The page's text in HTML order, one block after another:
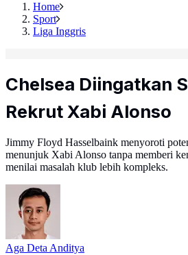
Home
Sport
Liga Inggris
Chelsea Diingatkan
Rekrut Xabi Alonso
Jimmy Floyd Hasselbaink menyoroti
menunjuk Xabi Alonso tanpa memberi
menilai masalah klub lebih kompleks.
Aga Deta Anditya